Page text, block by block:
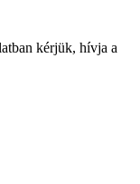
kérjük, hívja a